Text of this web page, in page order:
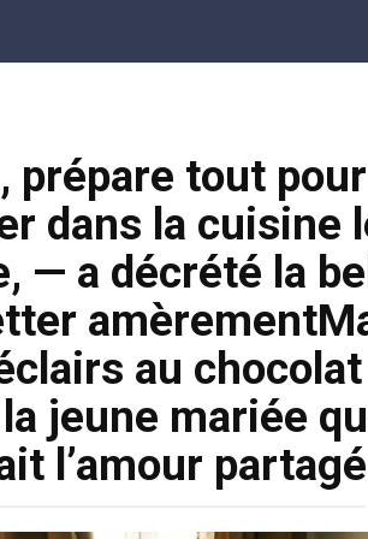
prépare tout
dans la cuisine
— a décrété la
au
la jeune mariée
l’amour